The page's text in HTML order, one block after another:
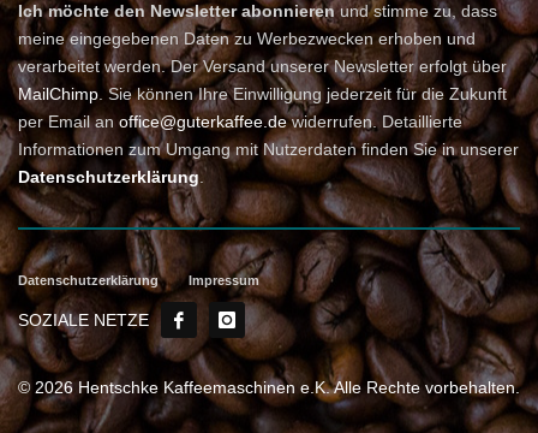
Ich möchte den Newsletter abonnierenund stimme zu, dass
meine eingegebenen Daten zu Werbezwecken erhoben und
verarbeitet werden. Der Versand unserer Newsletter erfolgt über
MailChimp . Sie können Ihre Einwilligung jederzeit für die Zukunft
per Email an office@guterkaffee.dewiderrufen. Detaillierte
Informationen zum Umgang mit Nutzerdaten finden Sie in unserer
Datenschutzerklärung.
Datenschutzerklärung Impressum
SOZIALE NETZE
© 2026 Hentschke Kaffeemaschinen e.K. Alle Rechte vorbehalten.